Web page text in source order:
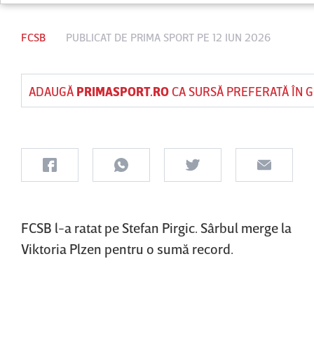
FCSB PUBLICAT DE PRIMA SPORT PE 12 IUN 2026
ADAUGĂ PRIMASPORT.ROCA SURSĂ PREFERATĂ ÎN
FCSB l-a ratat pe Stefan Pirgic. Sârbul merge la
Viktoria Plzen pentru o sumă record.